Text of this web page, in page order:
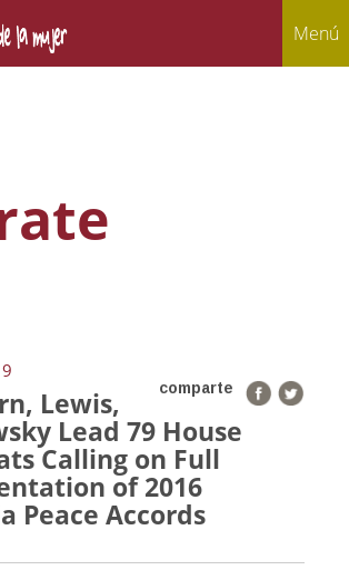
Menú
comparte
Lewis,
Lead 79 House
Calling on Full
of 2016
Peace Accords